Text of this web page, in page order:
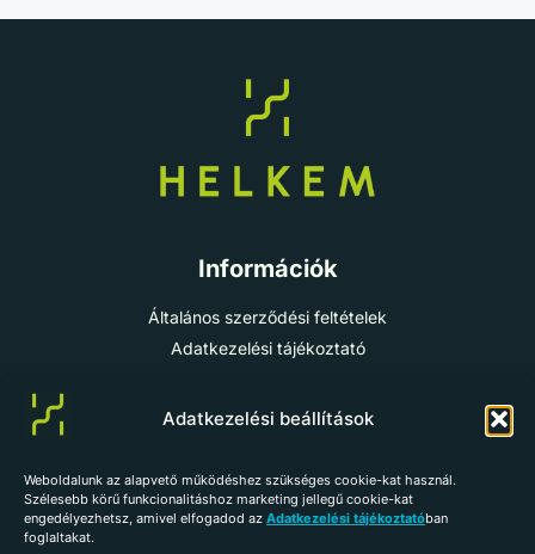
Adatkezelési beállítások
Weboldalunk az alapvető működéshez szükséges cookie-kat használ.
Szélesebb körű funkcionalitáshoz marketing jellegű cookie-kat
engedélyezhetsz, amivel elfogadod az Adatkezelési tájékoztatóban
foglaltakat.
Információk
Általános szerződési feltételek
Adatkezelési tájékoztató
Impresszum
info@helkem.hu
+36 70 784 98 59